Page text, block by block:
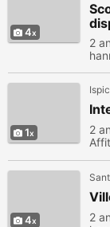
4
2
1 2
4 2